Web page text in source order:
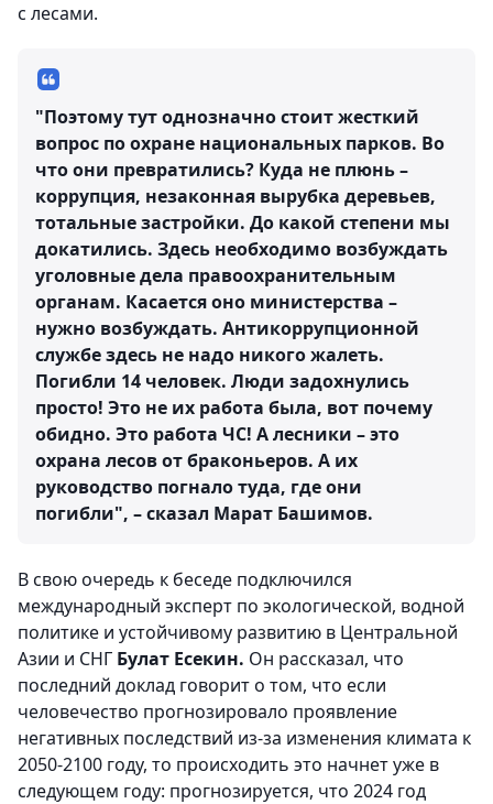
с лесами.
"Поэтому тут однозначно стоит жесткий
вопрос по охране национальных парков. Во
что они превратились? Куда не плюнь –
коррупция, незаконная вырубка деревьев,
тотальные застройки. До какой степени мы
докатились. Здесь необходимо возбуждать
уголовные дела правоохранительным
органам. Касается оно министерства –
нужно возбуждать. Антикоррупционной
службе здесь не надо никого жалеть.
Погибли 14 человек. Люди задохнулись
просто! Это не их работа была, вот почему
обидно. Это работа ЧС! А лесники – это
охрана лесов от браконьеров. А их
руководство погнало туда, где они
погибли", – сказал Марат Башимов.
В свою очередь к беседе подключился
международный эксперт по экологической, водной
политике и устойчивому развитию в Центральной
Азии и СНГ Булат Есекин. Он рассказал, что
последний доклад говорит о том, что если
человечество прогнозировало проявление
негативных последствий из-за изменения климата к
2050-2100 году, то происходить это начнет уже в
следующем году: прогнозируется, что 2024 год